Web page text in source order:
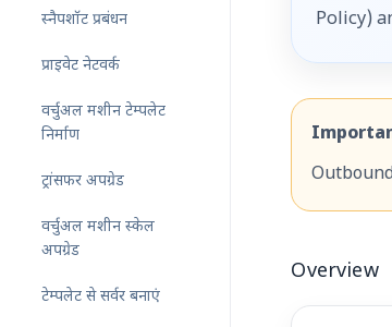
स्नैपशॉट प्रबंधन
प्राइवेट नेटवर्क
वर्चुअल मशीन टेम्पलेट
निर्माण
ट्रांसफर अपग्रेड
वर्चुअल मशीन स्केल
अपग्रेड
टेम्पलेट से सर्वर बनाएं
Policy)
Overview